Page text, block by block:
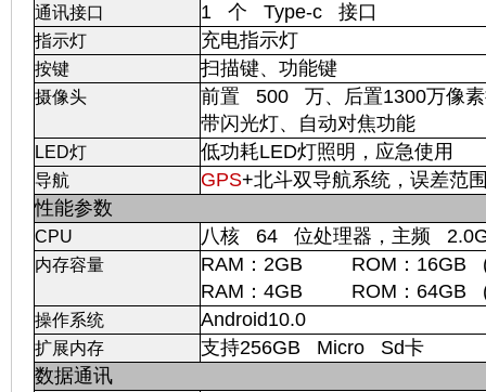
通讯接口
1 个 Type-c 接口
指示灯 充电指示灯
按键 扫描键、功能键
摄像头
前置 500 万、后置1300万像素
带闪光灯、自动对焦功能
LED灯 低功耗LED灯照明，应急使用
导航 GPS+北斗双导航系统，误差范
性能参数
CPU 八核 64 位处理器，主频
内存容量
RAM：2GB ROM：16GB (
RAM：4GB ROM：64GB (
操作系统 Android10.0
扩展内存
支持256GB Micro Sd卡
数据通讯